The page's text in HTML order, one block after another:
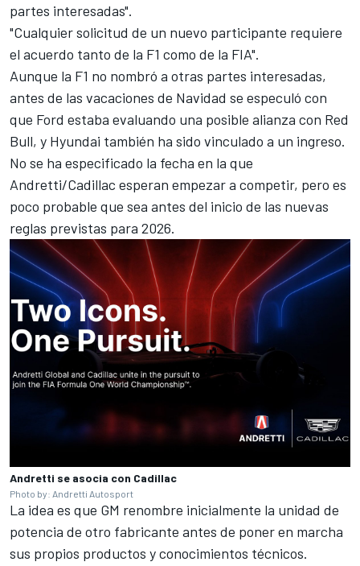
partes interesadas".
"Cualquier solicitud de un nuevo participante requiere
el acuerdo tanto de la F1 como de la FIA".
Aunque la F1 no nombró a otras partes interesadas,
antes de las vacaciones de Navidad se especuló con
que Ford estaba evaluando una posible alianza con Red
Bull, y Hyundai también ha sido vinculado a un ingreso.
No se ha especificado la fecha en la que
Andretti/Cadillac esperan empezar a competir, pero es
poco probable que sea antes del inicio de las nuevas
reglas previstas para 2026.
Andretti se asocia con Cadillac
Photo by: Andretti Autosport
La idea es que GM renombre inicialmente la unidad de
potencia de otro fabricante antes de poner en marcha
sus propios productos y conocimientos técnicos.